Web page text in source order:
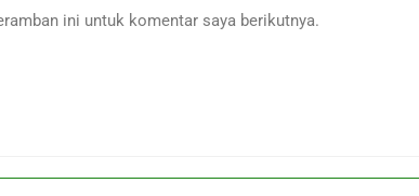
ini untuk komentar saya berikutnya.